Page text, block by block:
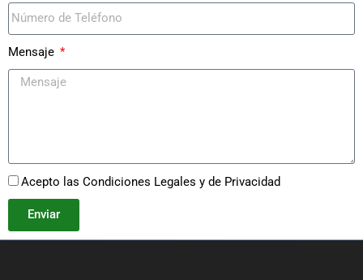
Mensaje
Acepto las Condiciones Legales y de Privacidad
Enviar